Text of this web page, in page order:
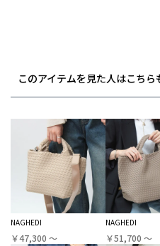
このアイテムを見た人はこちら
NAGHEDI
￥47,300 〜
NAGHEDI
￥51,700 〜